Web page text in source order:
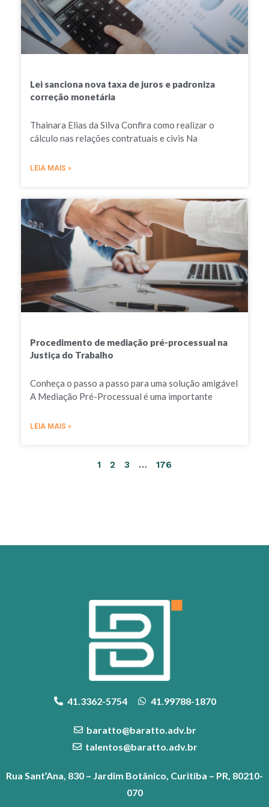
Lei sanciona nova taxa de juros e padroniza
correção monetária
Thainara Elias da Silva Confira como realizar o
cálculo nas relações contratuais e civis Na
LEIA MAIS »
Procedimento de mediação pré-processual na
Justiça do Trabalho
Conheça o passo a passo para uma solução amigável
A Mediação Pré-Processual é uma importante
LEIA MAIS »
1 2 3 … 176
41.3362-5754 41.99788-1870
baratto@baratto.adv.br
talentos@baratto.adv.br
Rua Sant’Ana, 830 – Jardim Botânico, Curitiba – PR, 80210-
070